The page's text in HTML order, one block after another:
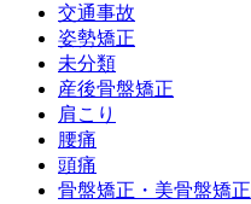
交通事故
姿勢矯正
未分類
産後骨盤矯正
肩こり
腰痛
頭痛
骨盤矯正・美骨盤矯正